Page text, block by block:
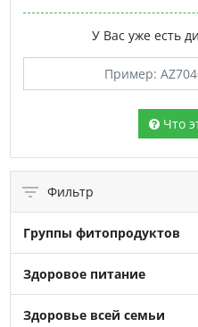
У Вас уже есть
Что
Фильтр
Группы фитопродуктов
Здоровое питание
Здоровье всей семьи